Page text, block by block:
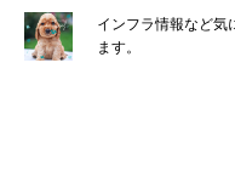
インフラ情報など気
ます。